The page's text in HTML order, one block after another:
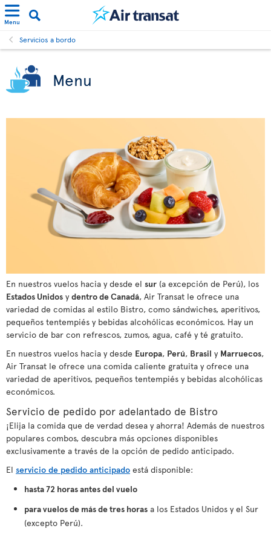
Menu
Servicios a bordo
Menu
En nuestros vuelos hacia y desde el sur (a excepción de Perú), los
Estados Unidos y dentro de Canadá, Air Transat le ofrece una
variedad de comidas al estilo Bistro, como sándwiches, aperitivos,
pequeños tentempiés y bebidas alcohólicas económicos. Hay un
servicio de bar con refrescos, zumos, agua, café y té gratuito.
En nuestros vuelos hacia y desde Europa, Perú, Brasil y Marruecos,
Air Transat le ofrece una comida caliente gratuita y ofrece una
variedad de aperitivos, pequeños tentempiés y bebidas alcohólicas
económicos.
Servicio de pedido por adelantado de Bistro
¡Elija la comida que de verdad desea y ahorra! Además de nuestros
populares combos, descubra más opciones disponibles
exclusivamente a través de la opción de pedido anticipado.
El servicio de pedido anticipado está disponible:
hasta 72 horas antes del vuelo
para vuelos de más de tres horas a los Estados Unidos y el Sur
(excepto Perú).